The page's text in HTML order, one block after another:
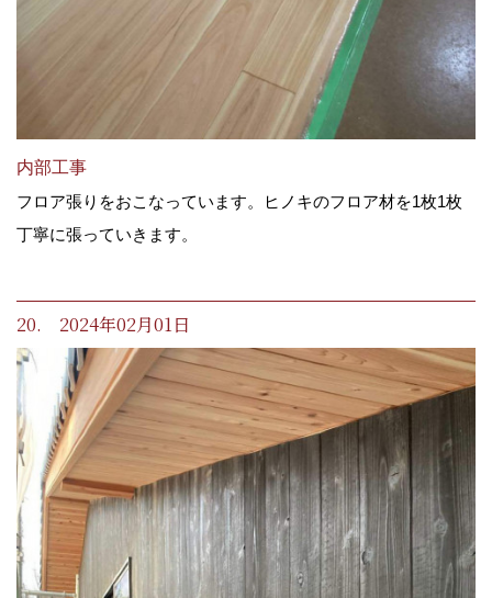
内部工事
フロア張りをおこなっています。ヒノキのフロア材を1枚1枚
丁寧に張っていきます。
20. 2024年02月01日